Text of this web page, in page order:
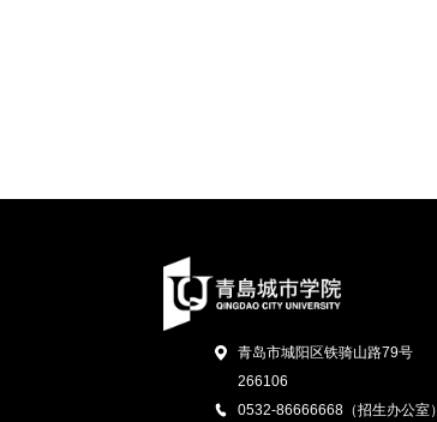
青岛市城阳区铁骑山路79号
266106
0532-86666668（招生办公室）